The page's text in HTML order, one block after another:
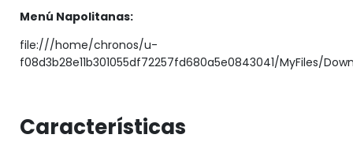
Menú Napolitanas:
file:///home/chronos/u-
f08d3b28e11b301055df72257fd680a5e0843041/MyFiles/
Características